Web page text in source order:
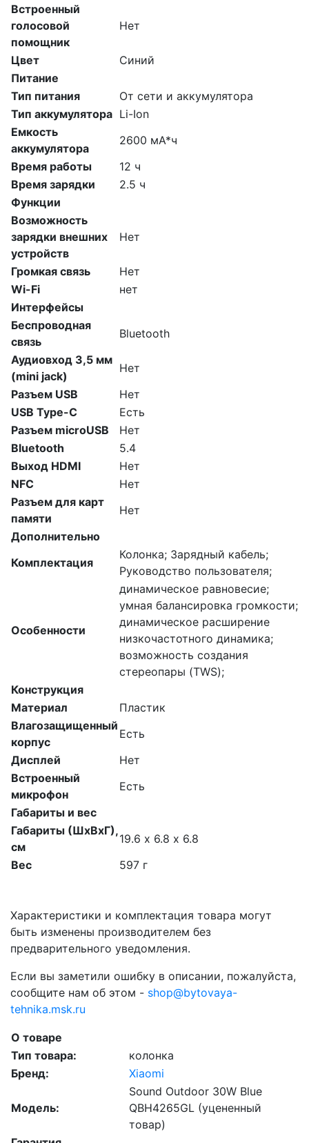
Встроенный
голосовой
помощник
Нет
Цвет
Синий
Питание
Тип питания
От сети и аккумулятора
Тип аккумулятора Li-Ion
Емкость
аккумулятора
2600 мА*ч
Время работы
12 ч
Время зарядки
2.5 ч
Функции
Возможность
зарядки внешних
устройств
Нет
Громкая связь
Нет
Wi-Fi
нет
Интерфейсы
Беспроводная
связь
Bluetooth
Аудиовход 3,5 мм
(mini jack)
Нет
Разъем USB
Нет
USB Type-C
Есть
Разъем microUSB
Нет
Bluetooth
5.4
Выход HDMI
Нет
NFC
Нет
Разъем для карт
памяти
Нет
Дополнительно
Комплектация
Колонка; Зарядный кабель;
Руководство пользователя;
Особенности
динамическое равновесие;
умная балансировка громкости;
динамическое расширение
низкочастотного динамика;
возможность создания
стереопары (TWS);
Конструкция
Материал
Пластик
Влагозащищенный
корпус
Есть
Дисплей
Нет
Встроенный
микрофон
Есть
Габариты и вес
Габариты (ШхВхГ),
см
19.6 х 6.8 х 6.8
Вес
597 г
Характеристики и комплектация товара могут
быть изменены производителем без
предварительного уведомления.
Если вы заметили ошибку в описании, пожалуйста,
сообщите нам об этом - shop@bytovaya-
tehnika.msk.ru
О товаре
Тип товара:
колонка
Бренд:
Xiaomi
Модель:
Sound Outdoor 30W Blue
QBH4265GL (уцененный
товар)